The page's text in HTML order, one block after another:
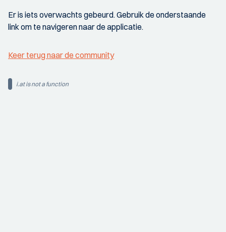
Er is iets overwachts gebeurd. Gebruik de onderstaande
link om te navigeren naar de applicatie.
Keer terug naar de community
i.at is not a function